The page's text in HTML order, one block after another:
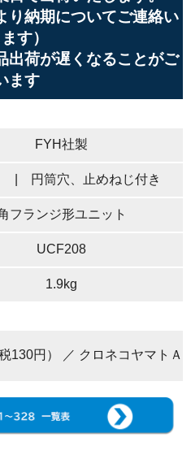
り納期についてご連絡い
す）
荷が遅くなることがご
ます
FYH社製
| 円筒穴、止めねじ付き
フランジ形ユニット
UCF208
1.9kg
130円） ／ クロネコヤマトＡ